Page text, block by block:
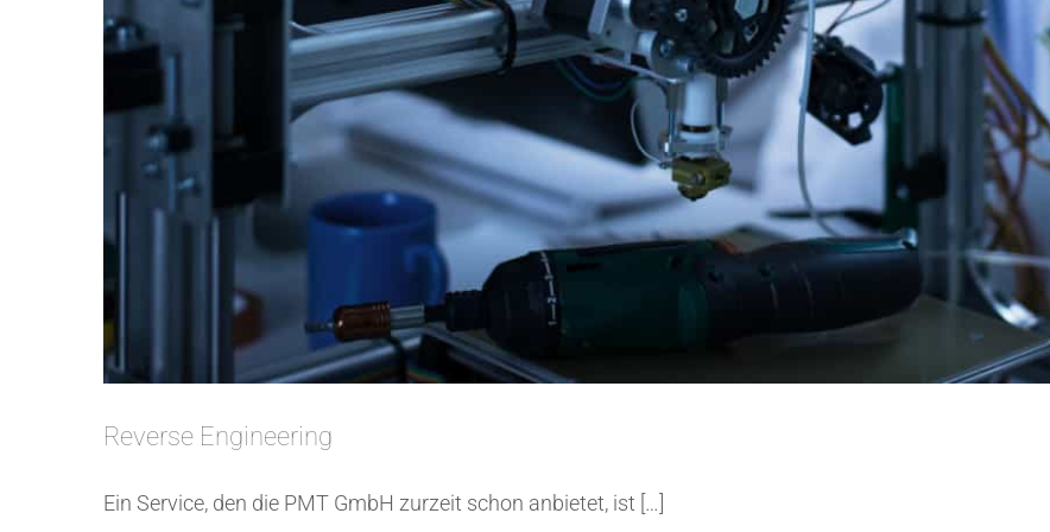
Reverse Engineering
Ein Service, den die PMT GmbH zurzeit schon anbietet, ist […]